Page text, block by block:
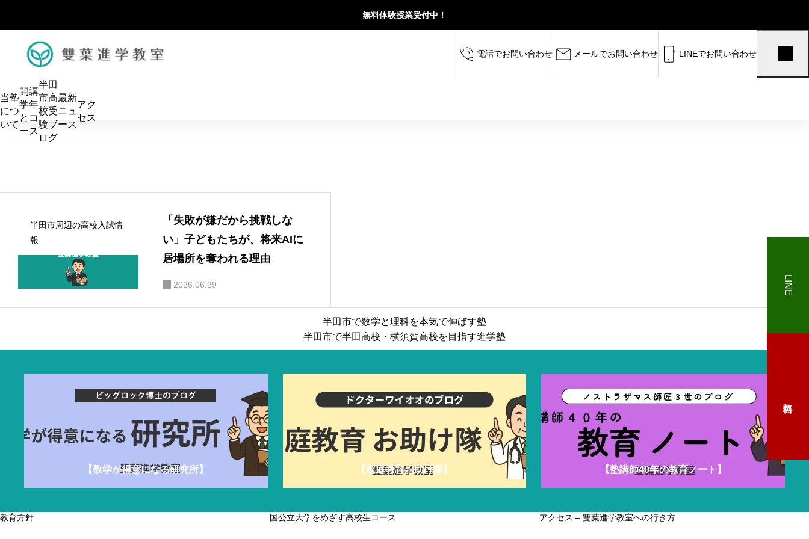
無料体験授業受付中！
電話でお問い合わせ メールでお問い合わせ LINEでお問い合わせ
当塾
につ
いて
開講
学年
とコ
ース
半田
市高
校受
験ブ
ログ
最新
ニュ
ース
アク
セス
算数の土台を固め、中学数学につなげます。 小学生のう
ちから論理的に考える力を育て、数学を得意科目にしてい
中学で数学トップになる小５・小６コース
適性検査で求められる思考力・読解力・記述力を育て、受
検に必要な力をバランスよく伸ばします。
大学受験に向けて数学・理科を深く
国公立大学をめざす高
半田市周辺の高校入試情
報
「失敗が嫌だから挑戦しな
い」子どもたちが、将来AIに
居場所を奪われる理由
2026.06.29
半田市で数学と理科を本気で伸ばす塾
半田市で半田高校・横須賀高校を目指す進学塾
【数学が得意になる研究所】 【家庭教育お助け隊】 【塾講師40年の教育ノート】
教育方針 国公立大学をめざす高校生コース アクセス – 雙葉進学教室への行き方
LINE